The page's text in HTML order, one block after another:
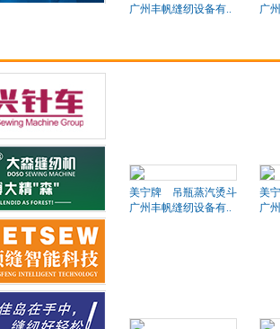
广州丰帆缝纫设备有.. 广
美宁牌 吊瓶蒸汽烫斗
广州丰帆缝纫设备有..
美
广